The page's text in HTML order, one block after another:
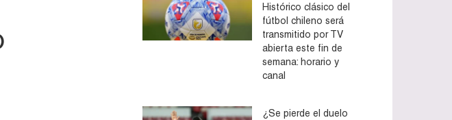
Histórico clásico del
fútbol chileno será
transmitido por TV
abierta este fin de
semana: horario y
canal
¿Se pierde el duelo